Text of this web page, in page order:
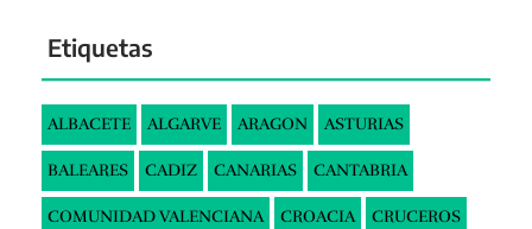
Etiquetas
ALBACETE ALGARVE ARAGON ASTURIAS
BALEARES CADIZ CANARIAS CANTABRIA
COMUNIDAD VALENCIANA CROACIA CRUCEROS